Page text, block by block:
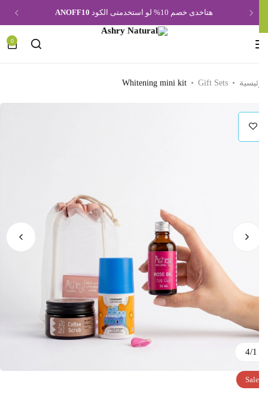
هتاخدى خصم 10% لو استخدمتى الكود ANOFF10
Gift Sets
Whitening mini kit
4
Sale